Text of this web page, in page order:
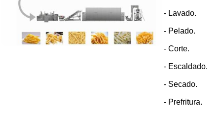
- Lavado.
- Pelado.
- Corte.
- Escaldado.
- Secado.
- Prefritura.